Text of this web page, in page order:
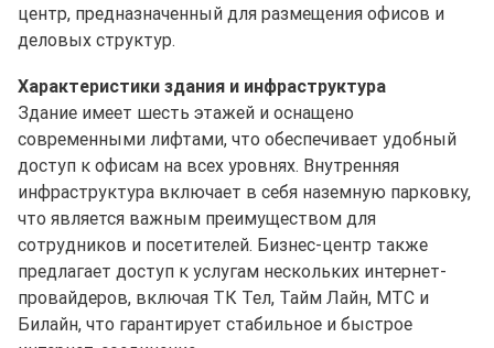
центр, предназначенный для размещения офисов и
деловых структур.
Характеристики здания и инфраструктура
Здание имеет шесть этажей и оснащено
современными лифтами, что обеспечивает удобный
доступ к офисам на всех уровнях. Внутренняя
инфраструктура включает в себя наземную парковку,
что является важным преимуществом для
сотрудников и посетителей. Бизнес-центр также
предлагает доступ к услугам нескольких интернет-
провайдеров, включая ТК Тел, Тайм Лайн, МТС и
Билайн, что гарантирует стабильное и быстрое